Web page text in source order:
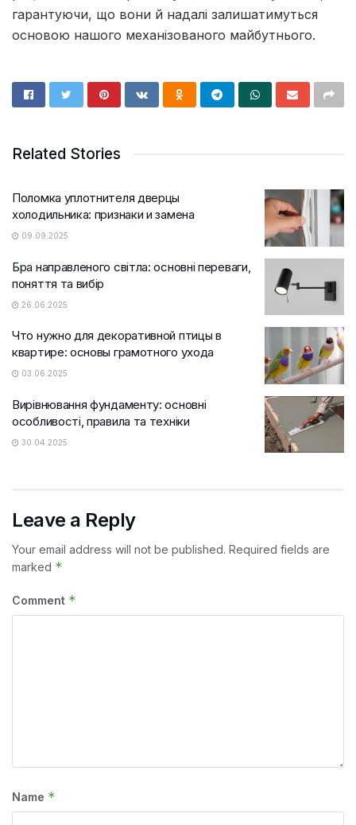
гарантуючи, що вони й надалі залишатимуться
основою нашого механізованого майбутнього.
Related Stories
Поломка уплотнителя дверцы
холодильника: признаки и замена
09.09.2025
Бра направленого світла: основні переваги,
поняття та вибір
26.06.2025
Что нужно для декоративной птицы в
квартире: основы грамотного ухода
03.06.2025
Вирівнювання фундаменту: основні
особливості, правила та техніки
30.04.2025
Leave a Reply
Your email address will not be published. Required fields are
marked *
Comment *
Name *